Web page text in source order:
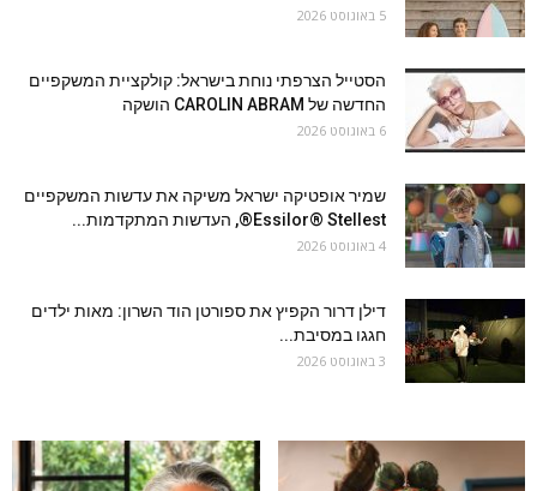
5 באוגוסט 2026
הסטייל הצרפתי נוחת בישראל: קולקציית המשקפיים
החדשה של CAROLIN ABRAM הושקה
6 באוגוסט 2026
שמיר אופטיקה ישראל משיקה את עדשות המשקפיים
Essilor® Stellest®, העדשות המתקדמות...
4 באוגוסט 2026
דילן דרור הקפיץ את ספורטן הוד השרון: מאות ילדים
חגגו במסיבת...
3 באוגוסט 2026